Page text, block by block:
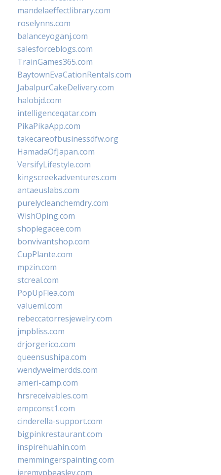
mandelaeffectlibrary.com
roselynns.com
balanceyoganj.com
salesforceblogs.com
TrainGames365.com
BaytownEvaCationRentals.com
JabalpurCakeDelivery.com
halobjd.com
intelligenceqatar.com
PikaPikaApp.com
takecareofbusinessdfw.org
HamadaOfJapan.com
VersifyLifestyle.com
kingscreekadventures.com
antaeuslabs.com
purelycleanchemdry.com
WishOping.com
shoplegacee.com
bonvivantshop.com
CupPlante.com
mpzin.com
stcreal.com
PopUpFlea.com
valueml.com
rebeccatorresjewelry.com
jmpbliss.com
drjorgerico.com
queensushipa.com
wendyweimerdds.com
ameri-camp.com
hrsreceivables.com
empconst1.com
cinderella-support.com
bigpinkrestaurant.com
inspirehuahin.com
memmingerspainting.com
jeremypbeasley.com